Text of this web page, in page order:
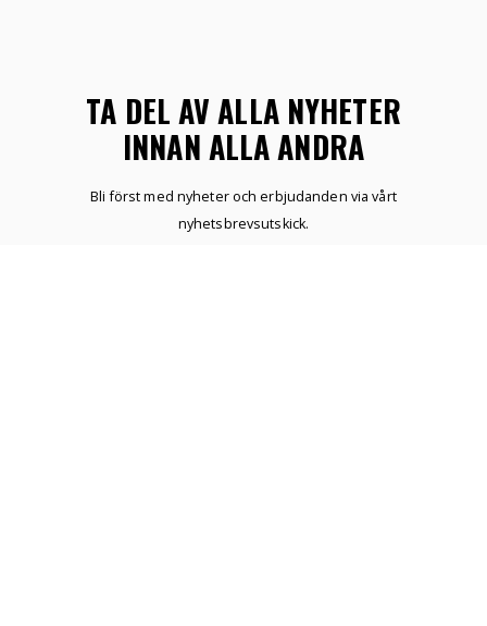
TA DEL AV ALLA NYHETER
INNAN ALLA ANDRA
Bli först med nyheter och erbjudanden via vårt
nyhetsbrevsutskick.